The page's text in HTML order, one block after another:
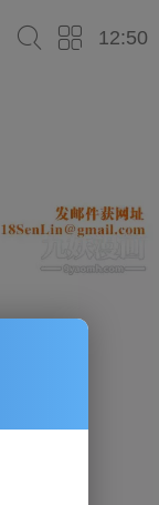
12:50